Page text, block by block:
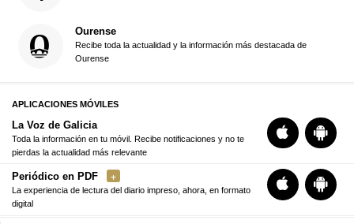
Ourense
Recibe toda la actualidad y la información más destacada de
Ourense
APLICACIONES MÓVILES
La Voz de Galicia
Toda la información en tu móvil. Recibe notificaciones y no te
pierdas la actualidad más relevante
Periódico en PDF
La experiencia de lectura del diario impreso, ahora, en formato
digital